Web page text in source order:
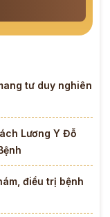
tư duy nghiên
Lương Y Đỗ
điều trị bệnh